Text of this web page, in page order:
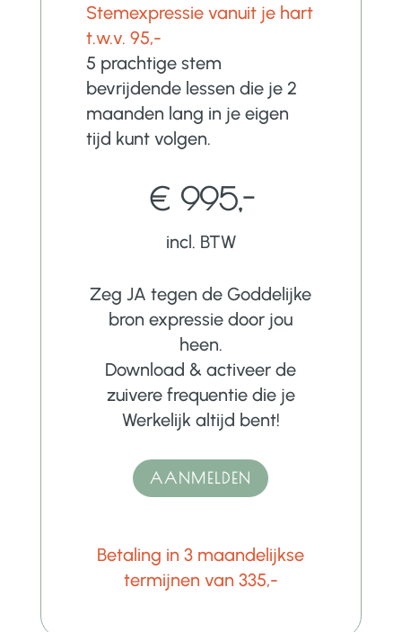
Stemexpressie vanuit je hart
t.w.v. 95,-
5 prachtige stem
bevrijdende lessen die je 2
maanden lang in je eigen
tijd kunt volgen.
€ 995,-
incl. BTW
Zeg JA tegen de Goddelijke
bron expressie door jou
heen.
Download & activeer de
zuivere frequentie die je
Werkelijk altijd bent!
AANMELDEN
Betaling in 3 maandelijkse
termijnen van 335,-